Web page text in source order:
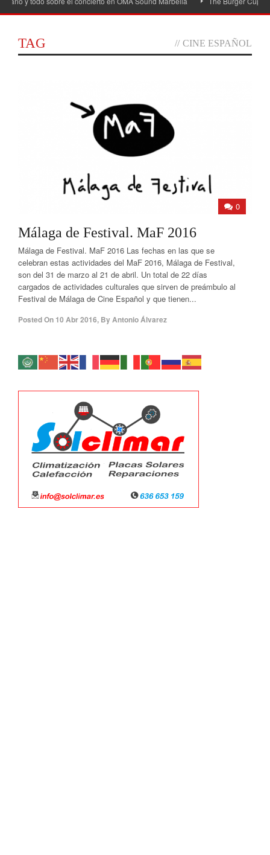
TAG // CINE ESPAÑOL
0
Málaga de Festival. MaF 2016
Málaga de Festival. MaF 2016 Las fechas en las que se
celebran estas actividades del MaF 2016, Málaga de Festival,
son del 31 de marzo al 21 de abril. Un total de 22 días
cargados de actividades culturales que sirven de preámbulo al
Festival de Málaga de Cine Español y que tienen...
Posted On 10 Abr 2016, ByAntonio Álvarez